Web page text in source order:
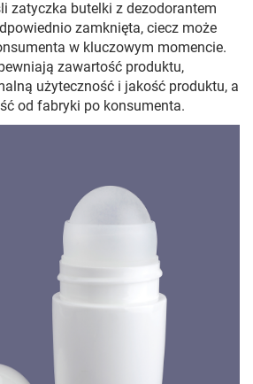
zatyczka butelki z dezodorantem
zamknięta, ciecz może
w kluczowym momencie.
zawartość produktu,
użyteczność i jakość produktu, a
od fabryki po konsumenta.